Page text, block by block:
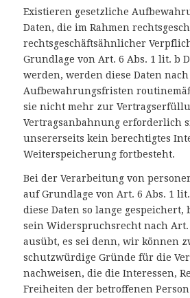
Existieren gesetzliche
Daten, die im Rahmen
rechtsgeschäftsähnlicher
Grundlage von Art. 6 Abs. 1 lit. b
werden, werden diese Daten
Aufbewahrungsfristen
sie nicht mehr zur
Vertragsanbahnung erforderlich
unsererseits kein berechtigtes
Weiterspeicherung fortbesteht.
Bei der Verarbeitung von
auf Grundlage von Art. 6 Abs. 1 lit.
diese Daten so lange gespeichert,
sein Widerspruchsrecht nach Art.
ausübt, es sei denn, wir können
schutzwürdige Gründe für die
nachweisen, die die Interessen,
Freiheiten der betroffenen